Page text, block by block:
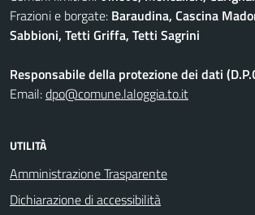
Frazioni e borgate: Baraudina, Cascina
Sabbioni, Tetti Griffa, Tetti Sagrini
Responsabile della protezione dei dati
Email:dpo@comune.laloggia.to.it
UTILITÀ
Amministrazione Trasparente
Dichiarazione di accessibilità